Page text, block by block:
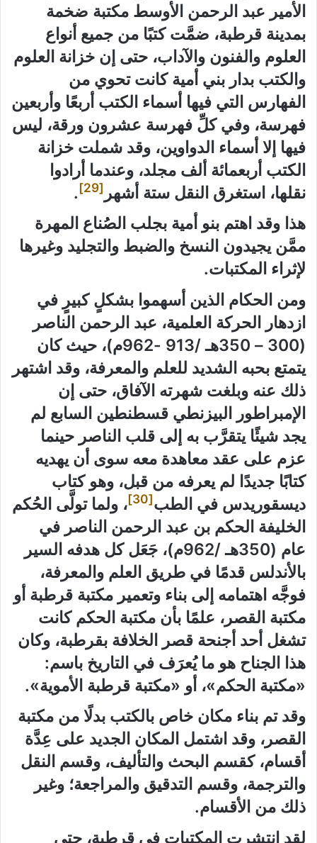
الأمير عبد الرحمن الأوسط مكتبة ضخمة
بمدينة قرطبة، ضمَّت كتبًا من جميع أنواع
العلوم والفنون والآداب، حتى إن خزانة العلوم
والكتب بدار بني أمية كانت تحوي من
الفهارس التي فيها أسماء الكتب أربعًا وأربعين
فهرسة، وفي كلِّ فهرسة عشرون ورقة، ليس
فيها إلا أسماء الدواوين، وقد شملت خزانة
الكتب أربعمائة ألف مجلد، وعندما أرادوا
نقلها، استغرق النقل ستة أشهر [29]
.
هذا وقد اهتم بنو أمية بجلب الصُناع المهرة
ممَّن يجيدون النسخ والضبط والتجليد وغيرها
لإثراء المكتبات.
ومن الحكام الذين أسهموا بشكلٍ كبيرٍ في
ازدهار الحركة العلمية، عبد الرحمن الناصر
(300 – 350هـ /913 -962م)، حيث كان
يتمتع بحبه الشديد للعلم والمعرفة، وقد اشتهر
ذلك عنه وبلغت شهرته الآفاق، حتى إن
الإمبراطور البيزنطي قسطنطين السابع لم
يجد شيئًا يتقرَّب به إلى قلب الناصر حينما
عزم على عقد معاهدة معه سوى أن يهديه
كتابًا جديدًا لم يعرفه من قبل، وهو كتاب
ديسقوريدس في الطب[30]
، ولما تولَّى الحُكم
الخليفة الحكم بن عبد الرحمن الناصر في
عام (350هـ /962م)، جَعَل كل هدفه السير
بالأندلس قدمًا في طريق العلم والمعرفة،
فوجَّه اهتمامه إلى بناء وتعمير مكتبة قرطبة أو
مكتبة القصر، علمًا بأن مكتبة الحكم كانت
تشغل أحد أجنحة قصر الخلافة بقرطبة، وكان
هذا الجناح هو ما يُعرَف في التاريخ باسم:
«مكتبة الحكم»، أو «مكتبة قرطبة الأموية».
وقد تم بناء مكان خاص بالكتب بدلًا من مكتبة
القصر، وقد اشتمل المكان الجديد على عِدَّة
أقسام، كقسم البحث والتأليف، وقسم النقل
والترجمة، وقسم التدقيق والمراجعة؛ وغير
ذلك من الأقسام.
لقد انتشرت المكتبات في قرطبة، حتى